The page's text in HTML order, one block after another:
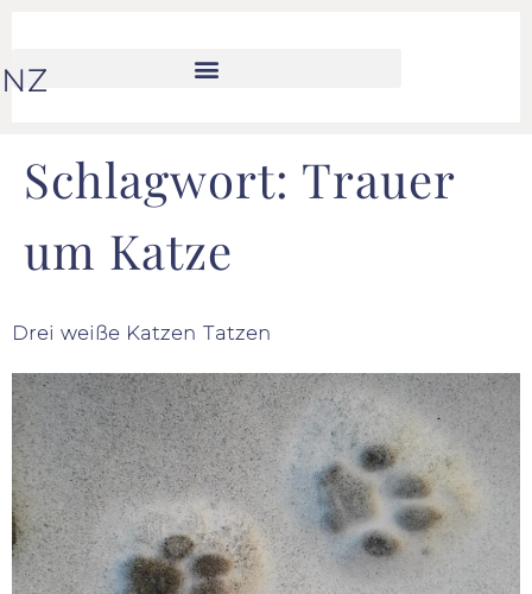
Schlagwort: Trauer
um Katze
Drei weiße Katzen Tatzen